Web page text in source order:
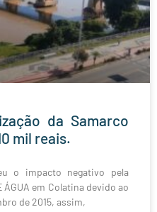
da Samarco
mil reais.
o impacto negativo pela
ÁGUA em Colatina devido ao
de 2015, assim,